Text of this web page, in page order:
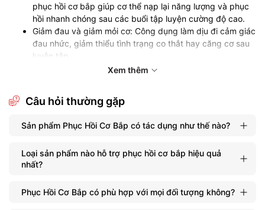
phục hồi cơ bắp giúp cơ thể nạp lại năng lượng và phục
hồi nhanh chóng sau các buổi tập luyện cường độ cao.
Giảm đau và giảm mỏi cơ: Công dụng làm dịu đi cảm giác
đau nhức, giảm thiểu tình trạng co thắt hay căng cơ sau
luyện tập.
Hỗ trợ phát triển khối lượng cơ: Bằng cách tối ưu hóa quá
Tăng cường hiệu quả luyện tập: Khi cơ bắp được phục
cao, cải thiện khả năng chịu đựng và sức bền.
bắp giúp giảm nguy cơ chấn thương do tập luyện quá
sức, bảo vệ cơ bắp và khớp nối.
Những ai có thể sử dụng sản phẩm phục
Xem thêm
Câu hỏi thường gặp
Sản phẩm Phục Hồi Cơ Bắp có tác dụng như thế nào?
Loại sản phẩm nào hỗ trợ phục hồi cơ bắp hiệu quả
nhất?
Phục Hồi Cơ Bắp có phù hợp với mọi đối tượng không?